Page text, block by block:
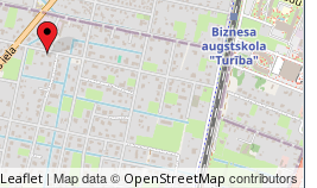
Leaflet | Map data © OpenStreetMap contributors